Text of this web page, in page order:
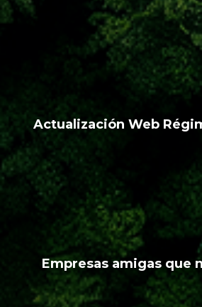
Actualización Web
Empresas amigas que